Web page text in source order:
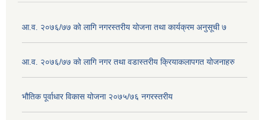
आ.व. २०७६/७७ को लागि नगरस्तरीय योजना तथा कार्यक्रम अनुसूची ७
आ.व. २०७६/७७ को लागि नगर तथा वडास्तरीय क्रियाकलापगत योजनाहरु
भौतिक पूर्वाधार विकास योजना २०७५/७६ नगरस्तरीय